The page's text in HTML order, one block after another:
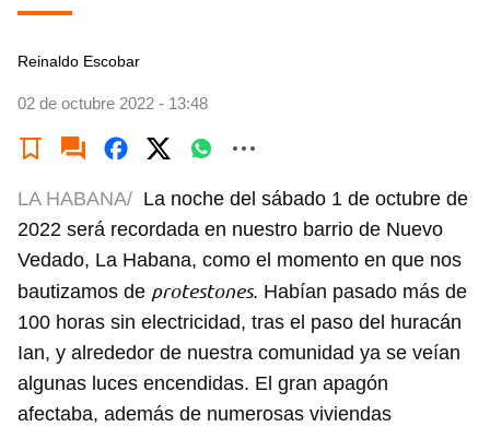
Reinaldo Escobar
02 de octubre 2022 - 13:48
LA HABANA/ La noche del sábado 1 de octubre de
2022 será recordada en nuestro barrio de Nuevo
Vedado, La Habana, como el momento en que nos
bautizamos de protestones. Habían pasado más de
100 horas sin electricidad, tras el paso del huracán
Ian, y alrededor de nuestra comunidad ya se veían
algunas luces encendidas. El gran apagón
afectaba, además de numerosas viviendas